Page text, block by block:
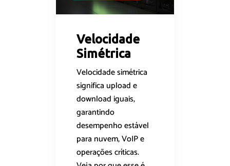
Velocidade
Simétrica
Velocidade simétrica
significa upload e
download iguais,
garantindo
desempenho estável
para nuvem, VoIP e
operações críticas.